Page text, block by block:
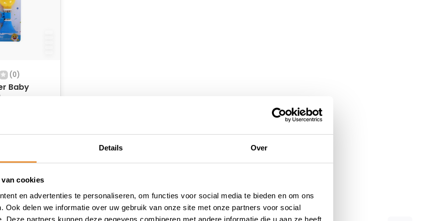
Details Over
cookies
en advertenties te personaliseren, om functies voor social media te bieden en om ons
Ook delen we informatie over uw gebruik van onze site met onze partners voor social
Deze partners kunnen deze gegevens combineren met andere informatie die u aan ze heeft
(0)
Baby